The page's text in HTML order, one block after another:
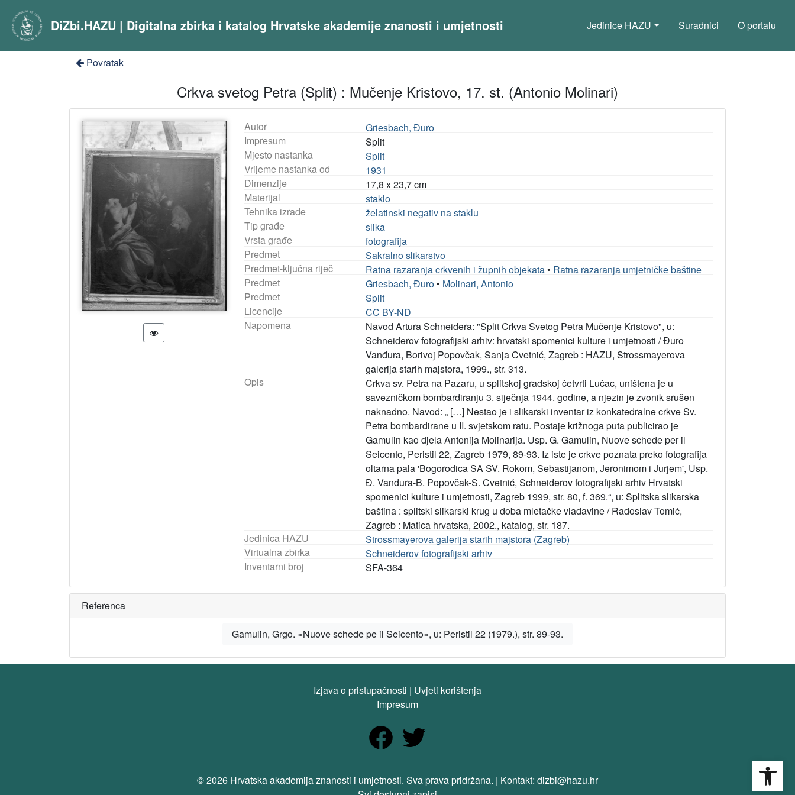
DiZbi.HAZU | Digitalna zbirka i katalog Hrvatske akademije znanosti i umjetnosti Jedinice HAZU Suradnici O portalu
Povratak
Crkva svetog Petra (Split) : Mučenje Kristovo, 17. st. (Antonio Molinari)
Autor
Griesbach, Đuro
Impresum
Split
Mjesto nastanka
Split
Vrijeme nastanka od
1931
Dimenzije
17,8 x 23,7 cm
Materijal
staklo
Tehnika izrade
želatinski negativ na staklu
Tip građe
slika
Vrsta građe
fotografija
Predmet
Sakralno slikarstvo
Predmet-ključna riječ
Ratna razaranja crkvenih i župnih objekata • Ratna razaranja umjetničke baštine
Predmet
Griesbach, Đuro • Molinari, Antonio
Predmet
Split
Licencije
CC BY-ND
Napomena
Navod Artura Schneidera: "Split Crkva Svetog Petra Mučenje Kristovo", u:
Schneiderov fotografijski arhiv: hrvatski spomenici kulture i umjetnosti / Đuro
Vanđura, Borivoj Popovčak, Sanja Cvetnić, Zagreb : HAZU, Strossmayerova
galerija starih majstora, 1999., str. 313.
Opis
Crkva sv. Petra na Pazaru, u splitskoj gradskoj četvrti Lučac, uništena je u
savezničkom bombardiranju 3. siječnja 1944. godine, a njezin je zvonik srušen
naknadno. Navod: „ […] Nestao je i slikarski inventar iz konkatedralne crkve Sv.
Petra bombardirane u II. svjetskom ratu. Postaje križnoga puta publicirao je
Gamulin kao djela Antonija Molinarija. Usp. G. Gamulin, Nuove schede per il
Seicento, Peristil 22, Zagreb 1979, 89-93. Iz iste je crkve poznata preko fotografija
oltarna pala 'Bogorodica SA SV. Rokom, Sebastijanom, Jeronimom i Jurjem', Usp.
Đ. Vanđura-B. Popovčak-S. Cvetnić, Schneiderov fotografijski arhiv Hrvatski
spomenici kulture i umjetnosti, Zagreb 1999, str. 80, f. 369.“, u: Splitska slikarska
baština : splitski slikarski krug u doba mletačke vladavine / Radoslav Tomić,
Zagreb : Matica hrvatska, 2002., katalog, str. 187.
Jedinica HAZU
Strossmayerova galerija starih majstora (Zagreb)
Virtualna zbirka
Schneiderov fotografijski arhiv
Inventarni broj
SFA-364
Referenca
Gamulin, Grgo. »Nuove schede pe il Seicento«, u: Peristil 22 (1979.), str. 89-93.
Izjava o pristupačnosti | Uvjeti korištenja
Impresum
© 2026 Hrvatska akademija znanosti i umjetnosti. Sva prava pridržana. | Kontakt: dizbi@hazu.hr